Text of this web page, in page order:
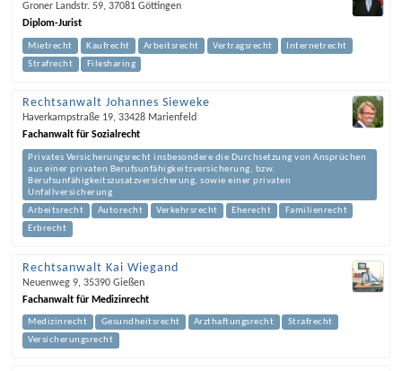
Groner Landstr. 59, 37081 Göttingen
Diplom-Jurist
Mietrecht Kaufrecht Arbeitsrecht Vertragsrecht
Internetrecht
Strafrecht
Filesharing
Rechtsanwalt Johannes Sieweke
Haverkampstraße 19, 33428 Marienfeld
Fachanwalt für Sozialrecht
Privates Versicherungsrecht insbesondere die Durchsetzung von Ansprüchen
aus einer privaten Berufsunfähigkeitsversicherung, bzw.
Berufsunfähigkeitszusatzversicherung, sowie einer privaten
Unfallversicherung
Arbeitsrecht
Autorecht Verkehrsrecht Eherecht
Familienrecht
Erbrecht
Rechtsanwalt Kai Wiegand
Neuenweg 9, 35390 Gießen
Fachanwalt für Medizinrecht
Medizinrecht Gesundheitsrecht Arzthaftungsrecht
Strafrecht
Versicherungsrecht